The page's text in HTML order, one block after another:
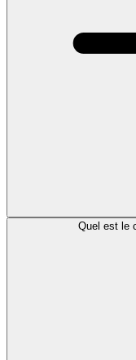
Quel est le